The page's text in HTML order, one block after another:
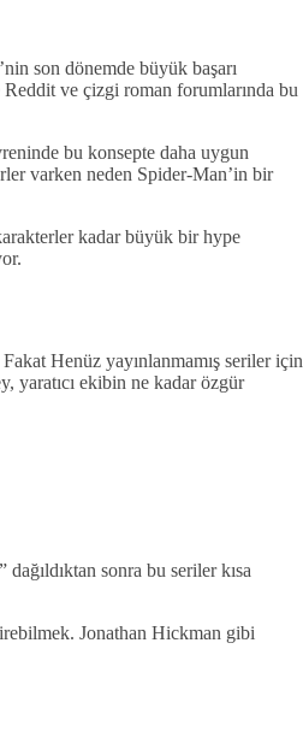
son dönemde büyük başarı
Reddit ve çizgi roman forumlarında bu
bu konsepte daha uygun
varken neden Spider-Man’in bir
kadar büyük bir hype
Henüz yayınlanmamış seriler için
yaratıcı ekibin ne kadar özgür
sonra bu seriler kısa
Jonathan Hickman gibi